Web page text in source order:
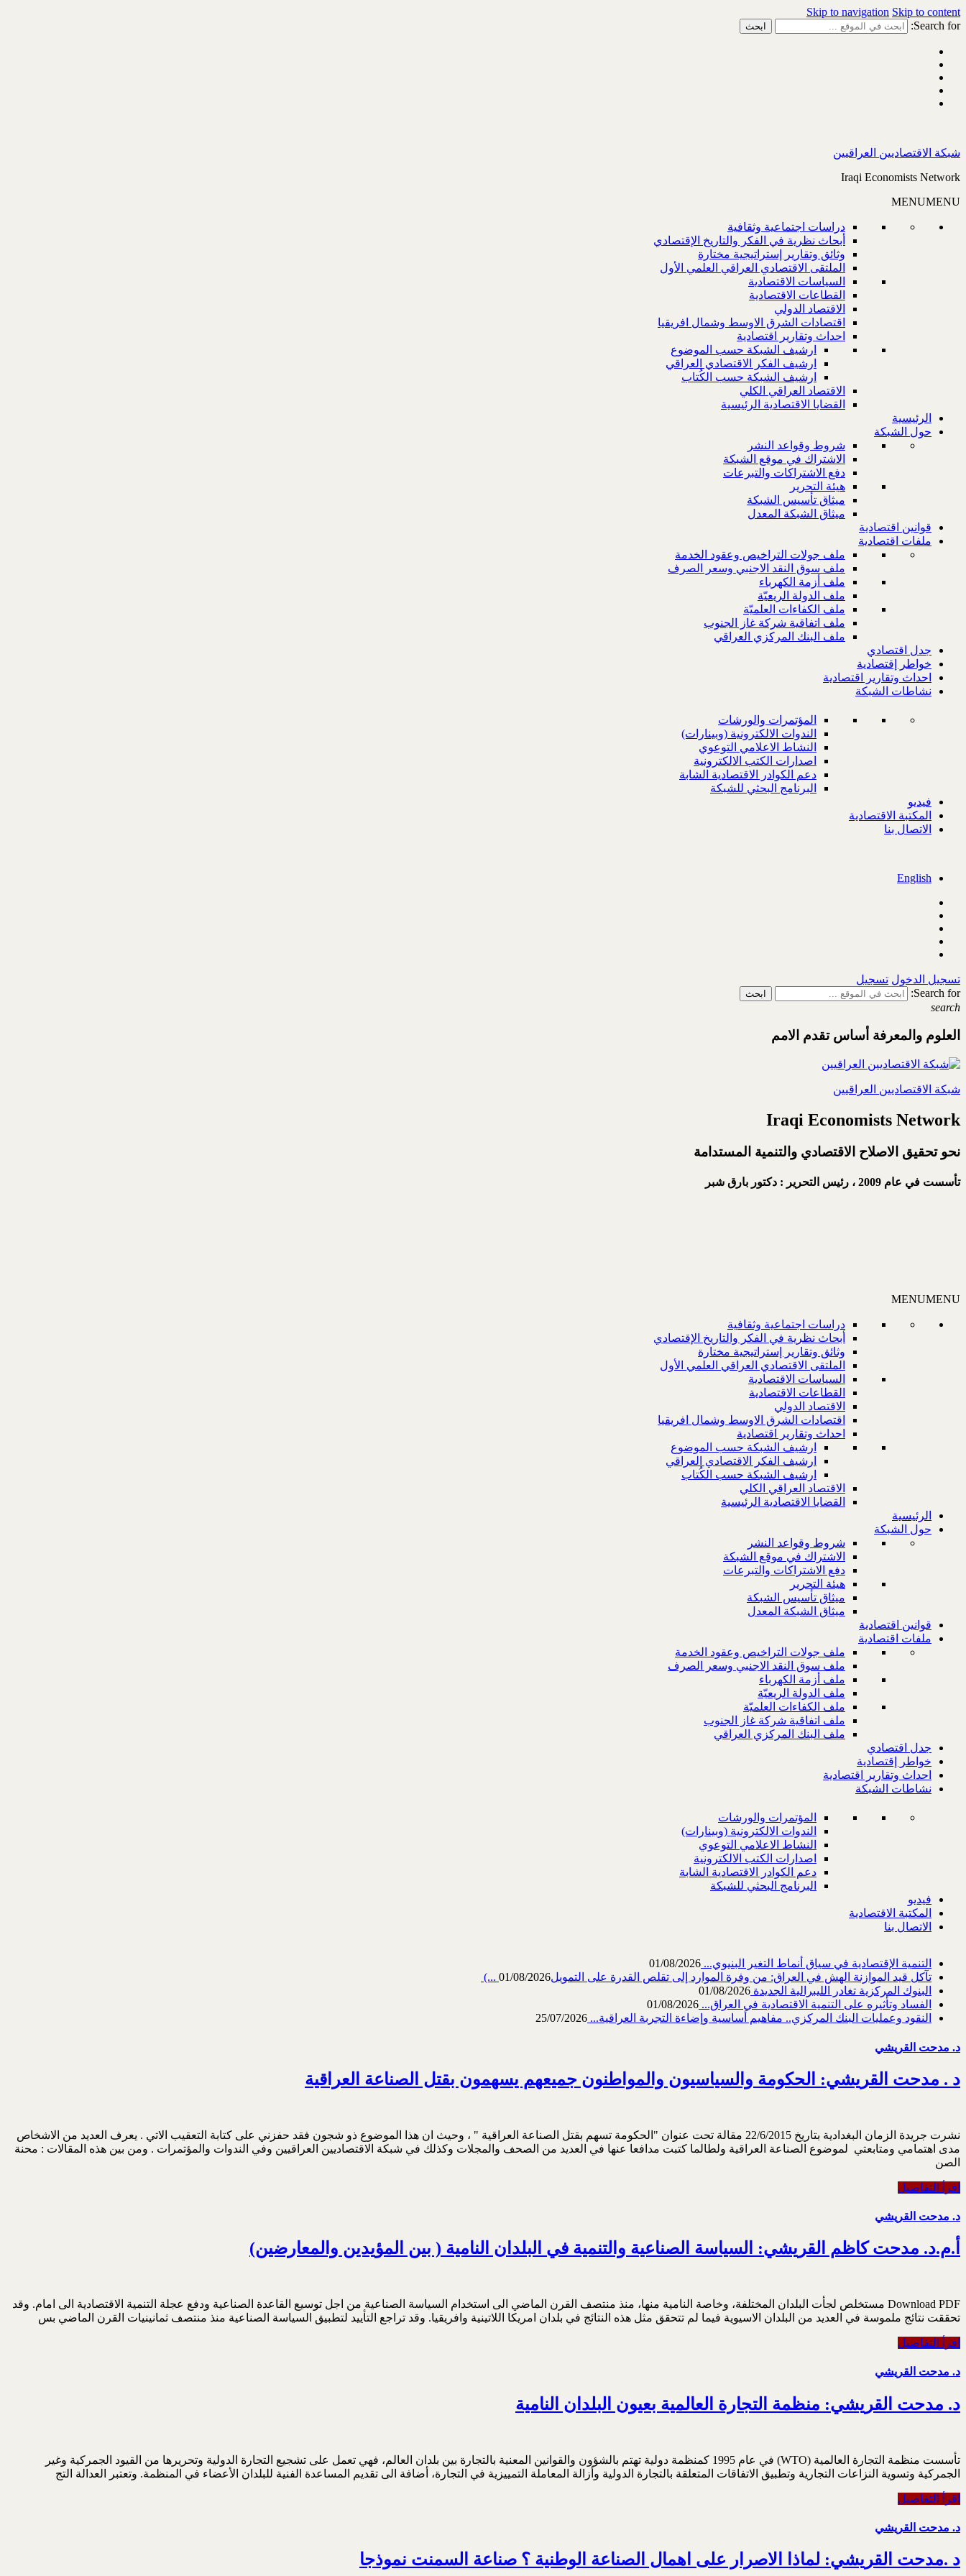
Skip to navigation Skip to content
Search for:
شبكة الاقتصاديين العراقيين
Iraqi Economists Network
MENUMENU
دراسات اجتماعية وثقافية
أبحاث نظرية في الفكر والتاريخ الإقتصادي
وثائق وتقارير إستراتيجية مختارة
الملتقى الاقتصادي العراقي العلمي الأول
السياسات الاقتصادية
القطاعات الاقتصادية
الاقتصاد الدولي
اقتصادات الشرق الاوسط وشمال افريقيا
احداث وتقارير اقتصادية
ارشيف الشبكة حسب الموضوع
ارشيف الفكر الاقتصادي العراقي
ارشيف الشبكة حسب الكُتاب
الاقتصاد العراقي الكلي
القضايا الاقتصادية الرئيسية
الرئيسية
حول الشبكة
شروط وقواعد النشر
الاشتراك في موقع الشبكة
دفع الاشتراكات والتبرعات
هيئة التحرير
ميثاق تأسيس الشبكة
ميثاق الشبكة المعدل
قوانين اقتصادية
ملفات اقتصادية
ملف جولات التراخيص وعقود الخدمة
ملف سوق النقد الاجنبي وسعر الصرف
ملف أزمة الكهرباء
ملف الدولة الريعيّة
ملف الكفاءات العلميّة
ملف اتفاقية شركة غاز الجنوب
ملف البنك المركزي العراقي
جدل اقتصادي
خواطر إقتصادية
احداث وتقارير اقتصادية
نشاطات الشبكة
المؤتمرات والورشات
الندوات الالكترونية (وبينارات)
النشاط الاعلامي التوعوي
اصدارات الكتب الالكترونية
دعم الكوادر الاقتصادية الشابة
البرنامج البحثي للشبكة
فيديو
المكتبة الاقتصادية
الاتصال بنا
English
تسجيل الدخول تسجيل
Search for:
search
العلوم والمعرفة أساس تقدم الامم
شبكة الاقتصاديين العراقيين
Iraqi Economists Network
نحو تحقيق الاصلاح الاقتصادي والتنمية المستدامة
تأسست في عام 2009 ، رئيس التحرير : دكتور بارق شبر
MENUMENU
دراسات اجتماعية وثقافية
أبحاث نظرية في الفكر والتاريخ الإقتصادي
وثائق وتقارير إستراتيجية مختارة
الملتقى الاقتصادي العراقي العلمي الأول
السياسات الاقتصادية
القطاعات الاقتصادية
الاقتصاد الدولي
اقتصادات الشرق الاوسط وشمال افريقيا
احداث وتقارير اقتصادية
ارشيف الشبكة حسب الموضوع
ارشيف الفكر الاقتصادي العراقي
ارشيف الشبكة حسب الكُتاب
الاقتصاد العراقي الكلي
القضايا الاقتصادية الرئيسية
الرئيسية
حول الشبكة
شروط وقواعد النشر
الاشتراك في موقع الشبكة
دفع الاشتراكات والتبرعات
هيئة التحرير
ميثاق تأسيس الشبكة
ميثاق الشبكة المعدل
قوانين اقتصادية
ملفات اقتصادية
ملف جولات التراخيص وعقود الخدمة
ملف سوق النقد الاجنبي وسعر الصرف
ملف أزمة الكهرباء
ملف الدولة الريعيّة
ملف الكفاءات العلميّة
ملف اتفاقية شركة غاز الجنوب
ملف البنك المركزي العراقي
جدل اقتصادي
خواطر إقتصادية
احداث وتقارير اقتصادية
نشاطات الشبكة
المؤتمرات والورشات
الندوات الالكترونية (وبينارات)
النشاط الاعلامي التوعوي
اصدارات الكتب الالكترونية
دعم الكوادر الاقتصادية الشابة
البرنامج البحثي للشبكة
فيديو
المكتبة الاقتصادية
الاتصال بنا
التنمية الإقتصادية في سياق أنماط التغير البنيوي... 01/08/2026
تآكل قيد الموازنة الهش في العراق: من وفرة الموارد إلى تقلص القدرة على التمويل‎ (...01/08/2026
البنوك المركزية تغادر الليبرالية الجديدة 01/08/2026
الفساد وتأثيره على التنمية الاقتصادية في العراق... 01/08/2026
النقود وعمليات البنك المركزي.. مفاهيم أساسية وإضاءة التجربة العراقية... 25/07/2026
د. مدحت القريشي
د . مدحت القريشي: الحكومة والسياسيون والمواطنون جميعهم يسهمون بقتل الصناعة العراقية
نشرت جريدة الزمان البغدادية بتاريخ 22/6/2015 مقالة تحت عنوان "الحكومة تسهم بقتل الصناعة العراقية " ، وحيث ان هذا الموضوع ذو شجون فقد حفزني على كتابة التعقيب الاتي . يعرف العديد من الاشخاص
مدى اهتمامي ومتابعتي لموضوع الصناعة العراقية ولطالما كتبت مدافعا عنها في العديد من الصحف والمجلات وكذلك في شبكة الاقتصاديين العراقيين وفي الندوات والمؤتمرات . ومن بين هذه المقالات : محنة
الصن
اقرأ التفاصيل
د. مدحت القريشي
أ.م.د. مدحت كاظم القريشي: السياسة الصناعية والتنمية في البلدان النامية ( بين المؤيدين والمعارضين)
Download PDF مستخلص لجأت البلدان المختلفة، وخاصة النامية منها، منذ منتصف القرن الماضي الى استخدام السياسة الصناعية من اجل توسيع القاعدة الصناعية ودفع عجلة التنمية الاقتصادية الى امام. وقد
تحققت نتائج ملموسة في العديد من البلدان الاسيوية فيما لم تتحقق مثل هذه النتائج في بلدان امريكا اللاتينية وافريقيا. وقد تراجع التأييد لتطبيق السياسة الصناعية منذ منتصف ثمانينيات القرن الماضي بس
اقرأ التفاصيل
د. مدحت القريشي
د. مدحت القريشي: منظمة التجارة العالمية بعيون البلدان النامية
تأسست منظمة التجارة العالمية (WTO) في عام 1995 كمنظمة دولية تهتم بالشؤون والقوانين المعنية بالتجارة بين بلدان العالم، فهي تعمل على تشجيع التجارة الدولية وتحريرها من القيود الجمركية وغير
الجمركية وتسوية النزاعات التجارية وتطبيق الاتفاقات المتعلقة بالتجارة الدولية وأزالة المعاملة التمييزية في التجارة، أضافة الى تقديم المساعدة الفنية للبلدان الأعضاء في المنظمة. وتعتبر العدالة التج
اقرأ التفاصيل
د. مدحت القريشي
د .مدحت القريشي: لماذا الاصرار على اهمال الصناعة الوطنية ؟ صناعة السمنت نموذجا